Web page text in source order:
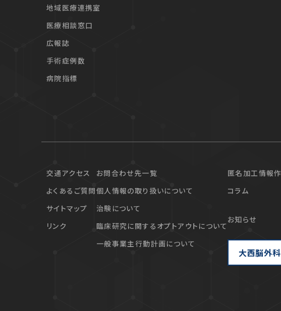
地域医療連携室
医療相談窓口
広報誌
手術症例数
病院指標
交通アクセス
よくあるご質問
サイトマップ
リンク
お問合わせ先一覧
個人情報の取り扱いについて
治験について
臨床研究に関するオプトアウトについて
一般事業主行動計画について
匿名加工情報
コラム
お知らせ
大西脳外